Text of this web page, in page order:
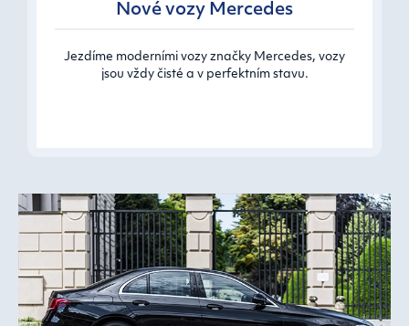
Nové vozy Mercedes
Jezdíme moderními vozy značky Mercedes, vozy
jsou vždy čisté a v perfektním stavu.